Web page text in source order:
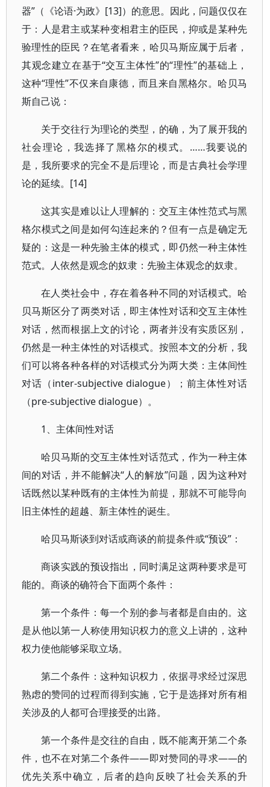
器”（《论语·为政》[13]）的意思。因此，问题仅仅在
于：人是君主或某种变相君主的臣民，抑或是某种先
验理性的臣民？在笔者看来，哈贝马斯应属于后者，
其观念建立在基于“交互主体性”的“理性”的基础上，
这种“理性”不仅来自康德，而且来自黑格尔。哈贝马
斯自己说：
关于交往行为理论的类型，的确，为了展开我的
社会理论，我选择了黑格尔的模式。……我要说的
是，我所要求的完全不是后理论，而是古典社会学理
论的延续。[14]
这其实是难以让人理解的：交互主体性范式与黑
格尔模式之间是如何勾连起来的？但有一点是确定无
疑的：这是一种先验主体的模式，即仍然一种主体性
范式。人依然是观念的奴隶：先验主体观念的奴隶。
在人类社会中，存在着各种不同的对话模式。哈
贝马斯区分了两类对话，即主体性对话和交互主体性
对话，然而根据上文的讨论，两者并没有实质区别，
仍然是一种主体性的对话模式。按照本文的分析，我
们可以将各种各样的对话模式分为两大类：主体间性
对话（inter-subjective dialogue）；前主体性对话
（pre-subjective dialogue）。
1、主体间性对话
哈贝马斯的交互主体性对话范式，作为一种主体
间的对话，并不能解决“人的解放”问题，因为这种对
话既然以某种既有的主体性为前提，那就不可能导向
旧主体性的超越、新主体性的诞生。
哈贝马斯谈到对话或商谈的前提条件或“预设”：
商谈实践的预设指出，同时满足这两种要求是可
能的。商谈的确符合下面两个条件：
第一个条件：每一个别的参与者都是自由的。这
是从他以第一人称使用知识权力的意义上讲的，这种
权力使他能够采取立场。
第二个条件：这种知识权力，依据寻求经过深思
熟虑的赞同的过程而得到实施，它于是选择对所有相
关涉及的人都可合理接受的出路。
第一个条件是交往的自由，既不能离开第二个条
件，也不在对第二个条件——即对赞同的寻求——的
优先关系中确立，后者的趋向反映了社会关系的升